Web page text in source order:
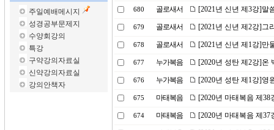
주일예배메시지
성경공부문제지
수양회강의
특강
구약강의자료실
신약강의자료실
강의안책자
680 골로새서 [2021년 신년 제3강]말
679 골로새서 [2021년 신년 제2강]그
678 골로새서 [2021년 신년 제1강]만
677 누가복음 [2020년 성탄 제2강]온
676 누가복음 [2020년 성탄 제1강]영
675 마태복음 [2020년 마태복음 제
674 마태복음 [2020년 마태복음 제